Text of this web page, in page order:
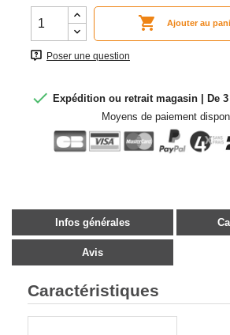
 Ajouter au
Poser une question
 Expédition ou retrait magasin | De
Moyens de paiement
Infos générales
Avis
Caractéristiques